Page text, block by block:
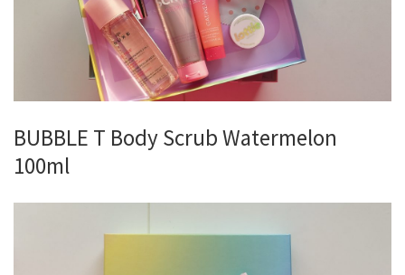
BUBBLE T Body Scrub Watermelon
100ml